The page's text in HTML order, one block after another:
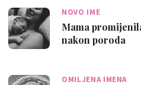
NOVO IME
Mama
nakon poroda
OMILJENA IMENA